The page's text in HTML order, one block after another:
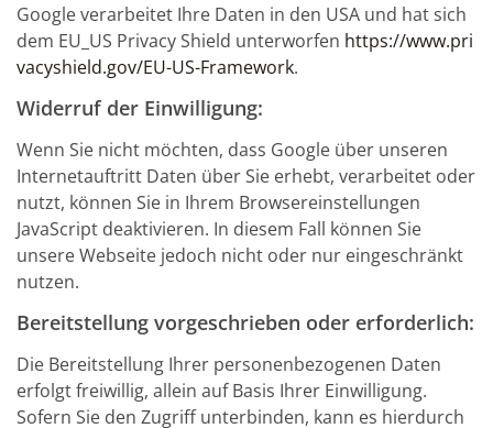
Google verarbeitet Ihre Daten in den USA und hat sich
dem EU_US Privacy Shield unterworfen https://www.pri
vacyshield.gov/EU-US-Framework.
Widerruf der Einwilligung:
Wenn Sie nicht möchten, dass Google über unseren
Internetauftritt Daten über Sie erhebt, verarbeitet oder
nutzt, können Sie in Ihrem Browsereinstellungen
JavaScript deaktivieren. In diesem Fall können Sie
unsere Webseite jedoch nicht oder nur eingeschränkt
nutzen.
Bereitstellung vorgeschrieben oder erforderlich:
Die Bereitstellung Ihrer personenbezogenen Daten
erfolgt freiwillig, allein auf Basis Ihrer Einwilligung.
Sofern Sie den Zugriff unterbinden, kann es hierdurch